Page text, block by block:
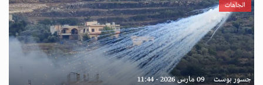
اتجاهات
جسور بوست 09 مارس 2026 - 11:44